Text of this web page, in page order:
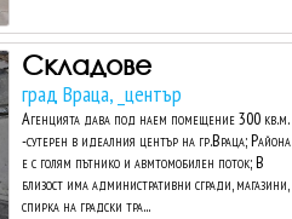
Складове
град Враца, _център
Агенцията дава под наем помещение 300 кв.м.
-сутерен в идеалния център на гр.Враца; Района
е с голям пътнико и авмтомобилен поток; В
близост има административни сгради, магазини,
спирка на градски тра...